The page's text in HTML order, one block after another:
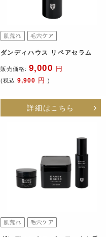
ダンディハウス リペアセラム
販売価格: 9,000 円
(税込 9,900 円 )
詳細はこちら